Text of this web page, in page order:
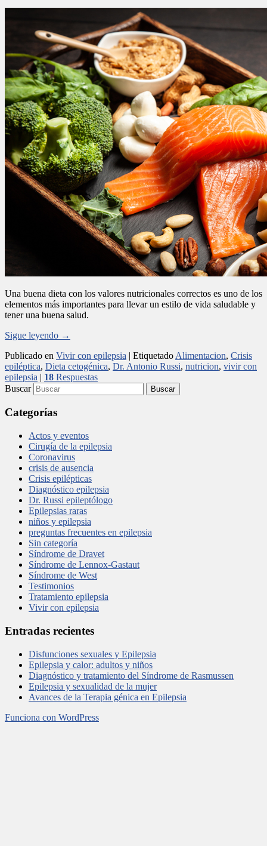
Una buena dieta con los valores nutricionales correctos es uno de los
elementos más importantes para llevar un estilo de vida saludable y
tener una buena salud.
Sigue leyendo →
Publicado en Vivir con epilepsia | Etiquetado Alimentacion, Crisis
epiléptica, Dieta cetogénica, Dr. Antonio Russi, nutricion, vivir con
epilepsia | 18 Respuestas
Buscar
Categorías
Actos y eventos
Cirugía de la epilepsia
Coronavirus
crisis de ausencia
Crisis epilépticas
Diagnóstico epilepsia
Dr. Russi epileptólogo
Epilepsias raras
niños y epilepsia
preguntas frecuentes en epilepsia
Sin categoría
Síndrome de Dravet
Síndrome de Lennox-Gastaut
Síndrome de West
Testimonios
Tratamiento epilepsia
Vivir con epilepsia
Entradas recientes
Disfunciones sexuales y Epilepsia
Epilepsia y calor: adultos y niños
Diagnóstico y tratamiento del Síndrome de Rasmussen
Epilepsia y sexualidad de la mujer
Avances de la Terapia génica en Epilepsia
Funciona con WordPress